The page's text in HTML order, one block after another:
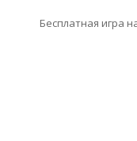
Бесплатная игра